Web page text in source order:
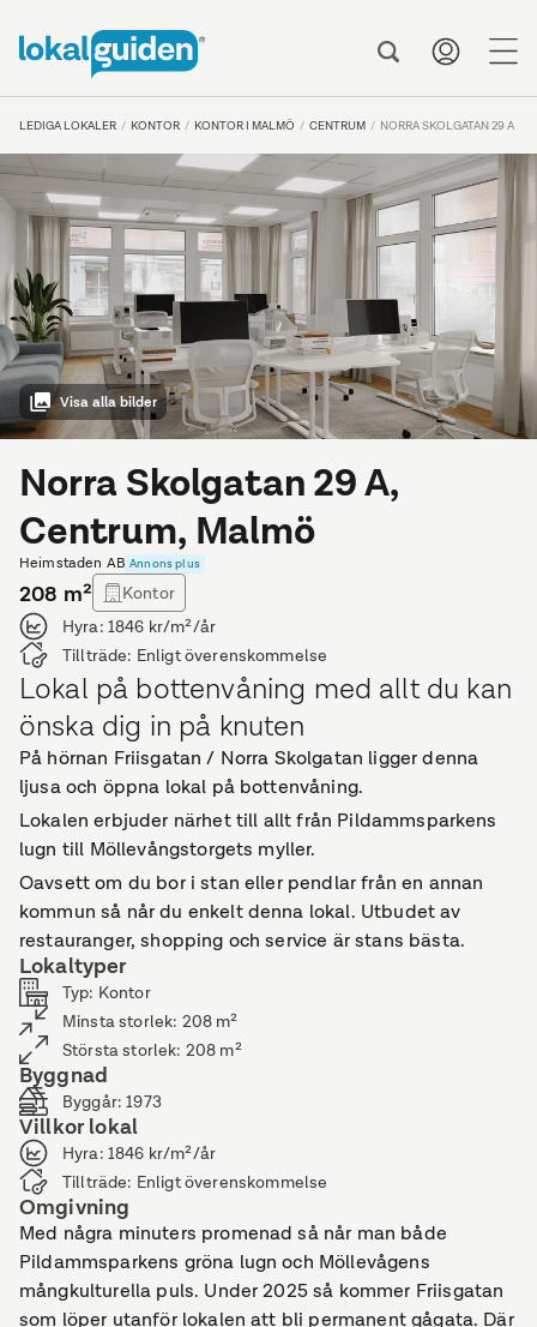
LEDIGA LOKALER KONTOR KONTOR I MALMÖ CENTRUM NORRA SKOLGATAN 29 A
Visa alla bilder
Norra Skolgatan 29 A,
Centrum, Malmö
Heimstaden AB Annons plus
208 m²
Kontor
Hyra: 1846 kr/m²/år
Tillträde: Enligt överenskommelse
Lokal på bottenvåning med allt du kan
önska dig in på knuten
På hörnan Friisgatan / Norra Skolgatan ligger denna
ljusa och öppna lokal på bottenvåning.
Lokalen erbjuder närhet till allt från Pildammsparkens
lugn till Möllevångstorgets myller.
Oavsett om du bor i stan eller pendlar från en annan
kommun så når du enkelt denna lokal. Utbudet av
restauranger, shopping och service är stans bästa.
Lokaltyper
Typ: Kontor
Minsta storlek: 208 m²
Största storlek: 208 m²
Byggnad
Byggår:1973
Villkor lokal
Hyra: 1846 kr/m²/år
Tillträde: Enligt överenskommelse
Omgivning
Med några minuters promenad så når man både
Pildammsparkens gröna lugn och Möllevågens
mångkulturella puls. Under 2025 så kommer Friisgatan
som löper utanför lokalen att bli permanent gågata. Där